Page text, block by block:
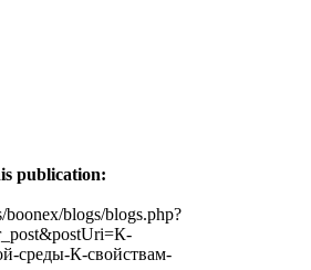
publication:
boonex/blogs/blogs.php?
среды-К-свойствам-